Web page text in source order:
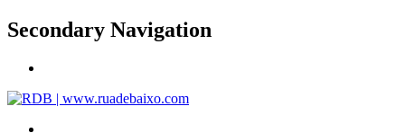
Secondary Navigation